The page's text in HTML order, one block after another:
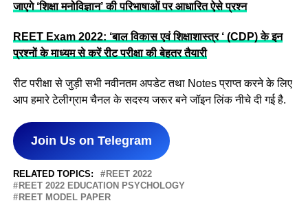
जाएगे ‘शिक्षा मनोविज्ञान’ की परिभाषाओं पर आधारित ऐसे प्रश्न
REET Exam 2022: ‘बाल विकास एवं शिक्षाशास्त्र ‘ (CDP) के इन
प्रश्नों के माध्यम से करें रीट परीक्षा की बेहतर तैयारी
रीट परीक्षा से जुड़ी सभी नवीनतम अपडेट तथा Notes प्राप्त करने के लिए
आप हमारे टेलीग्राम चैनल के सदस्य जरूर बने जॉइन लिंक नीचे दी गई है.
Join Us on Telegram
RELATED TOPICS:
REET 2022
REET 2022 EDUCATION PSYCHOLOGY
REET MODEL PAPER